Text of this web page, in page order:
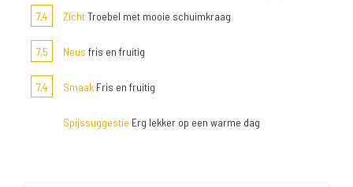
7,4
ZichtTroebel met mooie schuimkraag
7,5 Neus fris en fruitig
7,4 Smaak Fris en fruitig
Spijssuggestie Erg lekker op een warme dag